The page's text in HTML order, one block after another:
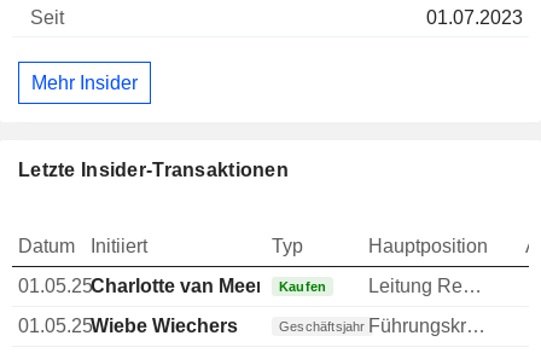
01.07.2023
Mehr Insider
Letzte Insider-Transaktionen
Datum Initiiert Typ Hauptposition
01.05.25Charlotte van Meer Kaufen
Leitung Rechtsabteilung
01.05.25Wiebe Wiechers Geschäftsjahr
Führungskraft / leitender Angestellter